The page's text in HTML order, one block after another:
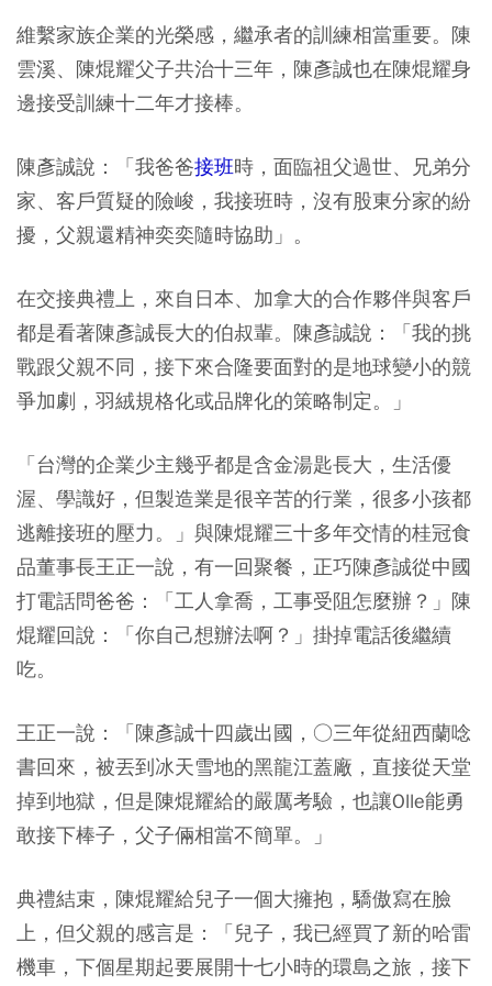
維繫家族企業的光榮感，繼承者的訓練相當重要。陳
雲溪、陳焜耀父子共治十三年，陳彥誠也在陳焜耀身
邊接受訓練十二年才接棒。
陳彥誠說：「我爸爸接班時，面臨祖父過世、兄弟分
家、客戶質疑的險峻，我接班時，沒有股東分家的紛
擾，父親還精神奕奕隨時協助」。
在交接典禮上，來自日本、加拿大的合作夥伴與客戶
都是看著陳彥誠長大的伯叔輩。陳彥誠說：「我的挑
戰跟父親不同，接下來合隆要面對的是地球變小的競
爭加劇，羽絨規格化或品牌化的策略制定。」
「台灣的企業少主幾乎都是含金湯匙長大，生活優
渥、學識好，但製造業是很辛苦的行業，很多小孩都
逃離接班的壓力。」與陳焜耀三十多年交情的桂冠食
品董事長王正一說，有一回聚餐，正巧陳彥誠從中國
打電話問爸爸：「工人拿喬，工事受阻怎麼辦？」陳
焜耀回說：「你自己想辦法啊？」掛掉電話後繼續
吃。
王正一說：「陳彥誠十四歲出國，○三年從紐西蘭唸
書回來，被丟到冰天雪地的黑龍江蓋廠，直接從天堂
掉到地獄，但是陳焜耀給的嚴厲考驗，也讓Olle能勇
敢接下棒子，父子倆相當不簡單。」
典禮結束，陳焜耀給兒子一個大擁抱，驕傲寫在臉
上，但父親的感言是：「兒子，我已經買了新的哈雷
機車，下個星期起要展開十七小時的環島之旅，接下